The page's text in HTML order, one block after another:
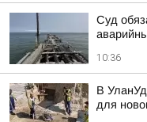
Суд
10:36
В
для